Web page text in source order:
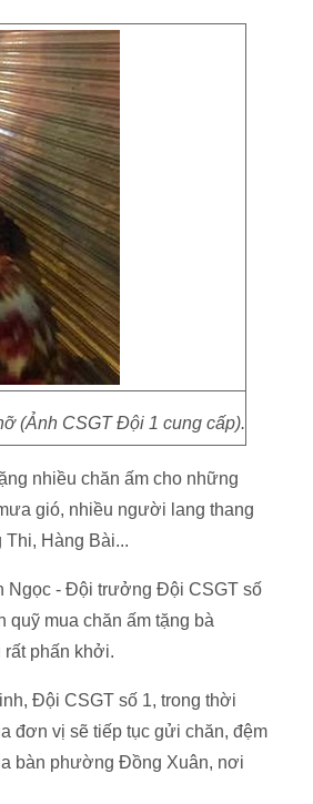
(Ảnh CSGT Đội 1 cung cấp).
nhiều chăn ấm cho những
gió, nhiều người lang thang
Hàng Bài...
Ngọc - Đội trưởng Đội CSGT số
quỹ mua chăn ấm tặng bà
phấn khởi.
Đội CSGT số 1, trong thời
đơn vị sẽ tiếp tục gửi chăn, đệm
bàn phường Đồng Xuân, nơi